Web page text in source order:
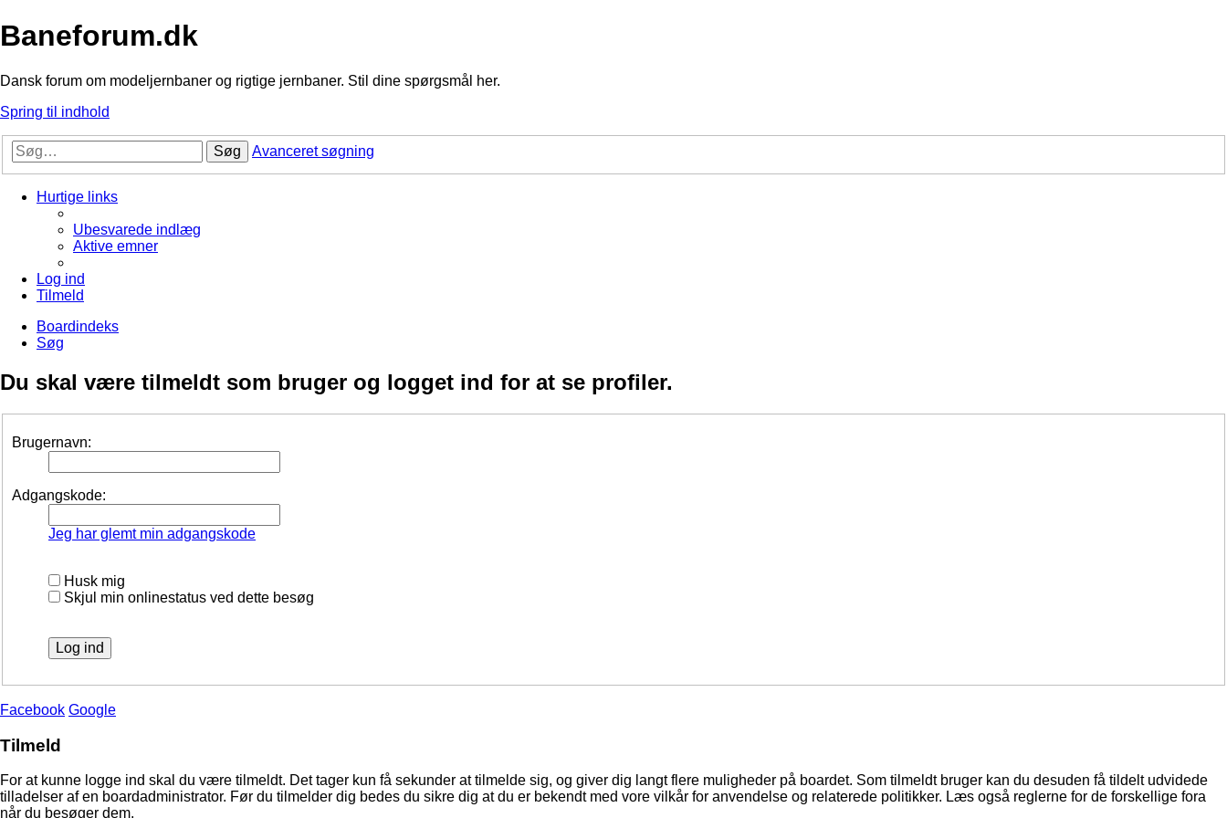
Baneforum.dk
Dansk forum om modeljernbaner og rigtige jernbaner. Stil dine spørgsmål her.
Spring til indhold
Søg Avanceret søgning
Hurtige links
Ubesvarede indlæg
Aktive emner
Log ind
Tilmeld
Boardindeks
Søg
Du skal være tilmeldt som bruger og logget ind for at se profiler.
Brugernavn:
Adgangskode:
Jeg har glemt min adgangskode
Husk mig
Skjul min onlinestatus ved dette besøg
Facebook Google
Tilmeld
For at kunne logge ind skal du være tilmeldt. Det tager kun få sekunder at tilmelde sig, og giver dig langt flere muligheder på boardet. Som tilmeldt bruger kan du desuden få tildelt udvidede
tilladelser af en boardadministrator. Før du tilmelder dig bedes du sikre dig at du er bekendt med vore vilkår for anvendelse og relaterede politikker. Læs også reglerne for de forskellige fora
når du besøger dem.